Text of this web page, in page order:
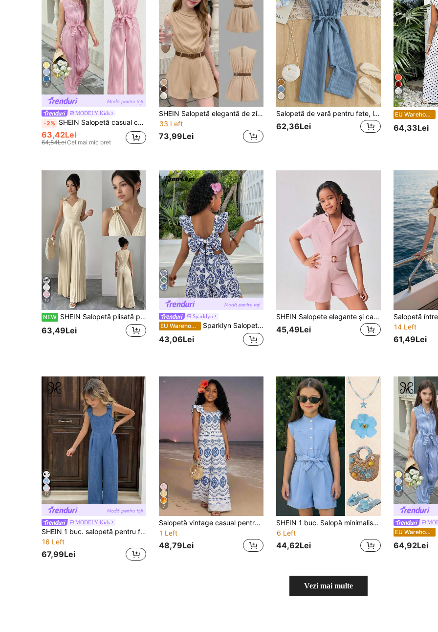
8
MODELY Kids
-2% SHEIN Salopetă casual cu guler scurt și dungi pentru fete preadolescente, cu model lejer, potrivită pentru primăvară și vară
63,42Lei
64,84LeiCel mai mic pret
SHEIN Salopetă elegantă de zi pentru fete tween, fără mâneci, cu centură, în culoarea camel
33 Left
73,99Lei
Salopetă de vară pentru fete, la modă, casual, în culoarea unuii, cu mânecă scurtă și curea
62,36Lei
19
EU Warehouse
64,33Lei
13
NEW SHEIN Salopetă plisată pentru fete tween, bej, cu nasturi asimetrici și pliuri în stil soare, potrivită pentru zi de zi, ocazii elegante, vacanță, petreceri, sărbători și cumpărături
63,49Lei
Sparklyn
EU Warehouse Sparklyn Salopetă elegantă pentru fete, cu imprimeu digital, design cu funde goale în talie, potrivită pentru ieșiri, vacanțe și purtare zilnică, primăvară/vară
43,06Lei
SHEIN Salopete elegante și casual pentru fete și adolescenți, ținute de zi cu zi versatile. Țesătură cu centură, drăguță și la modă
45,49Lei
14 Left
61,49Lei
12
MODELY Kids
SHEIN 1 buc. salopetă pentru fete, primăvară/vară, nouă, casual, pentru navetă, din in texturat cu fir gros, cu fundamentare în spate, decor cu fund detașabil, fără mâneci, croială ajustată, cu picior drept și larg
16 Left
67,99Lei
7
Salopetă vintage casual pentru fete, cu imprimeu unic de cireșe, potrivită pentru activități în aer liber de vară și ținute școlare
1 Left
48,79Lei
SHEIN 1 buc. Salopă minimalistă casual pentru fete, culoare solidă, potrivită pentru purtare zilnică și activități în aer liber
6 Left
44,62Lei
8
EU Warehouse
64,92Lei
Vezi mai multe